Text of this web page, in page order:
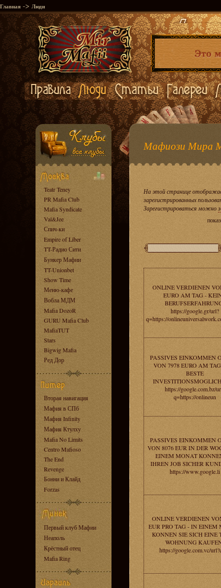
Главная -> Люди
Teatr Teney
PR Mafia Club
Mafia Syndicate
Val&Jee
Спич-ки
Empire of Liber
TT-Радио Сити
Бункер Мафии
TT-Unionbet
Show Time
Меню-кафе
Вобла МДМ
Mafia DozoR
GURU Mafia Club
MafiaTUT
Stars
Bigwig Mafia
Ред Дор
Вторая навигация
Мафия в СПб
Мафия Infinity
Мафия Ктулху
Mafia No Limits
Centro Mafioso
The End
Revenge
Бонни и Клайд
Forzas
Первый клуб Мафии
Неаполь
Крёстный отец
Mafia Ring
Мафиози Мира
На этой странице
зарегистрированных
Зарегистрироваться можно
ONLINE VERDIENEN
EURO AM TAG -
https://google.gr/url?
q=https://
PASSIVES EINKOMMEN
VON 7978 EURO AM
BESTE
https://google.com.bz/
q=https://onlineun
PASSIVES EINKOMMEN
VON 8076 EUR IN DER
EINEM MONAT
IHREN JOB SICHER
https://www.google.li
ONLINE VERDIENEN
EUR PRO TAG - IN EINEM
KONNEN SIE SICH EINE
WOHNUNG
https://google.com.vc/